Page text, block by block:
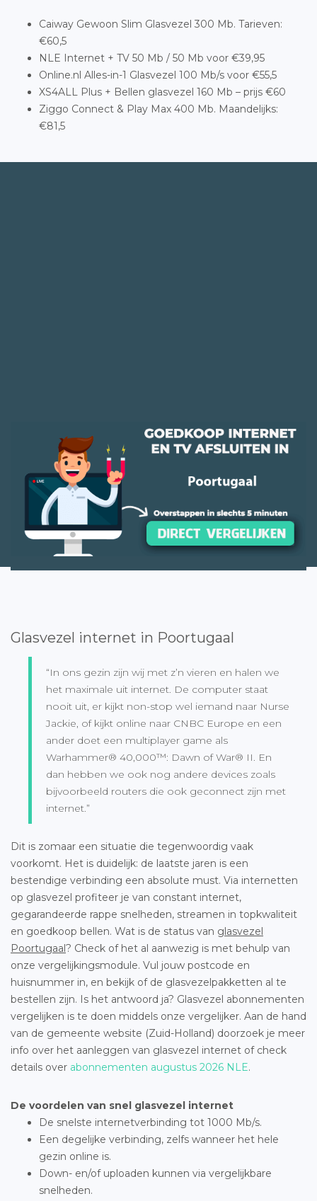
Caiway Gewoon Slim Glasvezel 300 Mb. Tarieven:
€60,5
NLE Internet + TV 50 Mb / 50 Mb voor €39,95
Online.nl Alles-in-1 Glasvezel 100 Mb/s voor €55,5
XS4ALL Plus + Bellen glasvezel 160 Mb – prijs €60
Ziggo Connect & Play Max 400 Mb. Maandelijks:
€81,5
Glasvezel internet in Poortugaal
“In ons gezin zijn wij met z’n vieren en halen we
het maximale uit internet. De computer staat
nooit uit, er kijkt non-stop wel iemand naar Nurse
Jackie, of kijkt online naar CNBC Europe en een
ander doet een multiplayer game als
Warhammer® 40,000™: Dawn of War® II. En
dan hebben we ook nog andere devices zoals
bijvoorbeeld routers die ook geconnect zijn met
internet.”
Dit is zomaar een situatie die tegenwoordig vaak
voorkomt. Het is duidelijk: de laatste jaren is een
bestendige verbinding een absolute must. Via internetten
op glasvezel profiteer je van constant internet,
gegarandeerde rappe snelheden, streamen in topkwaliteit
en goedkoop bellen. Wat is de status van glasvezel
Poortugaal? Check of het al aanwezig is met behulp van
onze vergelijkingsmodule. Vul jouw postcode en
huisnummer in, en bekijk of de glasvezelpakketten al te
bestellen zijn. Is het antwoord ja? Glasvezel abonnementen
vergelijken is te doen middels onze vergelijker. Aan de hand
van de gemeente website (Zuid-Holland) doorzoek je meer
info over het aanleggen van glasvezel internet of check
details over abonnementen augustus 2026 NLE.
De voordelen van snel glasvezel internet
De snelste internetverbinding tot 1000 Mb/s.
Een degelijke verbinding, zelfs wanneer het hele
gezin online is.
Down- en/of uploaden kunnen via vergelijkbare
snelheden.